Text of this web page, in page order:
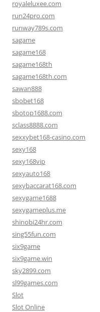
royaleluxee.com
run24pro.com
runway789s.com
sagame
sagame168
sagame168th
sagame168th.com
sawan888
sbobet168
sbotop1688.com
sclass8888.com
sexxybet168-casino.com
sexy168
sexy168vip
sexyauto168
sexybaccarat168.com
sexygame1688
sexygameplus.me
shinobi24hr.com
sing55fun.com
six9game
six9game.win
sky2899.com
sl99games.com
Slot
Slot Online